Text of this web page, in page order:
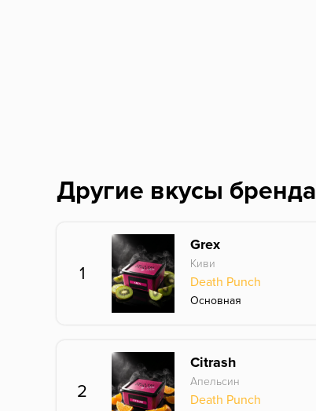
Другие вкусы бренда
1
Grex
Киви
Death Punch
Основная
2
Citrash
Апельсин
Death Punch